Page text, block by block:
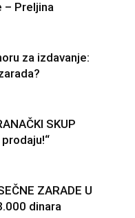
– Preljina
za izdavanje:
SKUP
ZARADE U
dinara